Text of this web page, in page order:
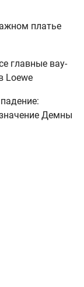
платье
главные вау-
Loewe
Демны